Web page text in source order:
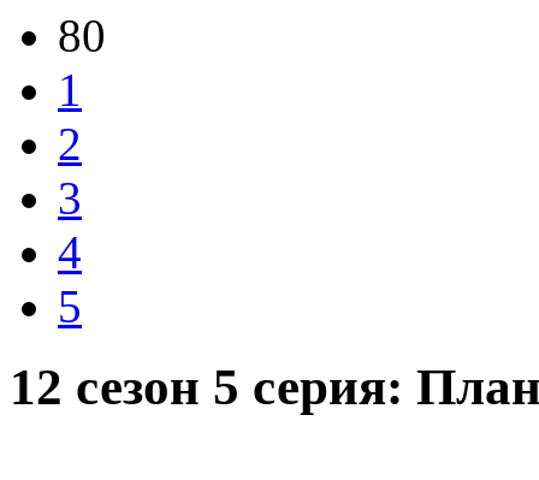
80
1
2
3
4
5
12 сезон 5 серия: